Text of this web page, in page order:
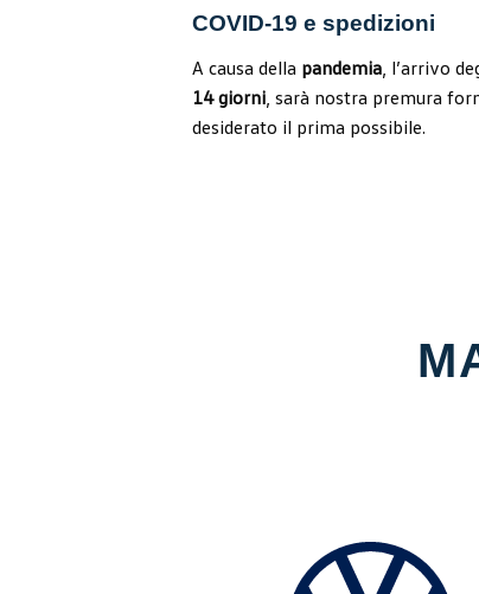
COVID-19 e spedizioni
A causa della pandemia , l’arrivo
14 giorni , sarà nostra premura
desiderato il prima possibile.